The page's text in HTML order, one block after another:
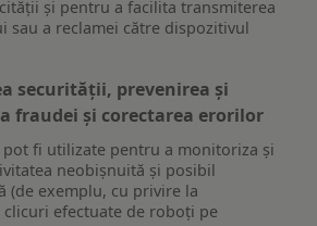
și pentru a facilita transmiterea
sau a reclamei către dispozitivul
securității, prevenirea și
fraudei și corectarea erorilor
pot fi utilizate pentru a monitoriza și
neobișnuită și posibil
(de exemplu, cu privire la
efectuate de roboți pe